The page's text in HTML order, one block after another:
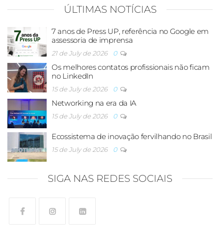
ÚLTIMAS NOTÍCIAS
7 anos de Press UP, referência no Google em
assessoria de imprensa
21 de July de 2026 0
Os melhores contatos profissionais não ficam
no LinkedIn
15 de July de 2026 0
Networking na era da IA
15 de July de 2026 0
Ecossistema de inovação fervilhando no Brasil
15 de July de 2026 0
SIGA NAS REDES SOCIAIS